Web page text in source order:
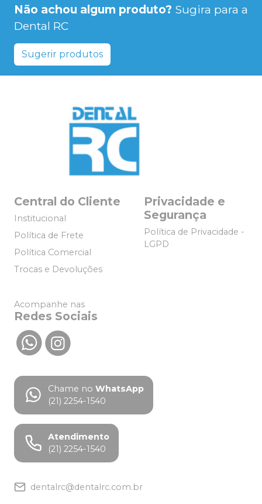
Não achou algum produto? Sugira para a
Dental RC
Sugerir produtos
Central do Cliente
Institucional
Política de Frete
Política Comercial
Trocas e Devoluções
Privacidade e
Segurança
Política de Privacidade -
LGPD
Acompanhe nas
Redes Sociais
Chame no WhatsApp
(21) 2254-1540
Atendimento
(21) 2254-1540
dentalrc@dentalrc.com.br